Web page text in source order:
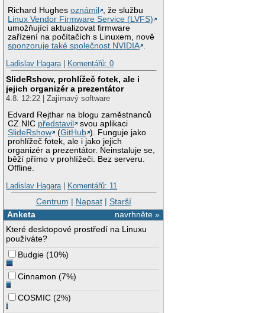
Richard Hughesoznámil
, že službu
Linux Vendor Firmware Service (LVFS)
umožňující aktualizovat firmware
zařízení na počítačích s Linuxem, nově
sponzoruje také společnost NVIDIA .
Ladislav Hagara| Komentářů: 0
SlideRshow, prohlížeč fotek, ale i
jejich organizér a prezentátor
4.8. 12:22 | Zajímavý software
Edvard Rejthar na blogu zaměstnanců
CZ.NIC představil
svou aplikaci
SlideRshow
(GitHub ). Funguje jako
prohlížeč fotek, ale i jako jejich
organizér a prezentátor. Neinstaluje se,
běží přímo v prohlížeči. Bez serveru.
Offline.
Ladislav Hagara| Komentářů: 11
Centrum | Napsat| Starší
navrhněte »
Anketa
Které desktopové prostředí na Linuxu
používáte?
Budgie (10%)
Cinnamon (7%)
COSMIC (2%)